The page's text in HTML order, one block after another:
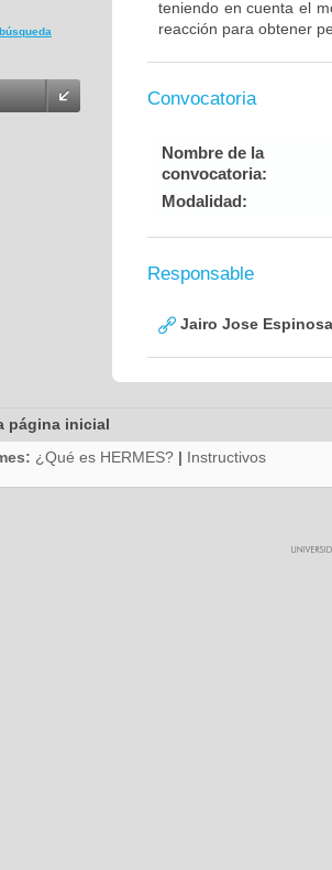
teniendo en cuenta el
reacción para obtener
Convocatoria
Nombre de la
convocatoria:
Modalidad:
Responsable
Jairo Jose
página inicial
¿Qué es HERMES? | Instructivos